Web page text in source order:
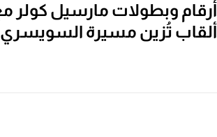
ألقاب تُزين مسيرة السويسري